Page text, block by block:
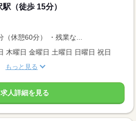
（徒歩 15分）
休憩60分） ・残業な...
木曜日 金曜日 土曜日 日曜日 祝日
もっと見る
求人詳細を見る